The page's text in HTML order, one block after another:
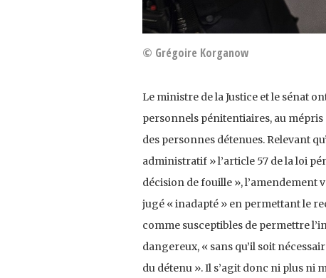
© Grégoire Korganow
Le ministre de la Justice et le sénat
personnels pénitentiaires, au
des personnes détenues. Relevant
administratif » l’article 57 de la loi
décision de fouille »,
jugé « inadapté » en permettant le
comme susceptibles de permettre
dangereux, « sans qu’il soit
du détenu ». Il s’agit donc ni plus ni